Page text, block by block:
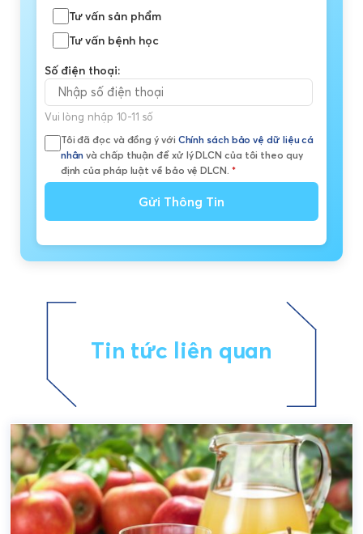
Tư vấn sản phẩm
Tư vấn bệnh học
Số điện thoại:
Vui lòng nhập 10-11 số
Tôi đã đọc và đồng ý với Chính sách bảo vệ dữ liệu cá
nhân và chấp thuận để xử lý DLCN của tôi theo quy
định của pháp luật về bảo vệ DLCN. *
Gửi Thông Tin
Tin tức liên quan